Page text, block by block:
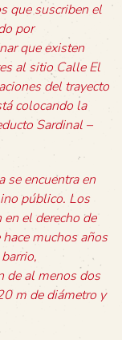
que suscriben el
por
que existen
al sitio Calle El
del trayecto
colocando la
Sardinal –
se encuentra en
público. Los
el derecho de
muchos años
de al menos dos
m de diámetro y